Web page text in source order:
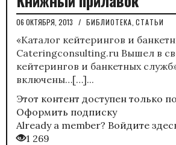
06 ОКТЯБРЯ, 2013 / БИБЛИОТЕКА СТАТЬИ
«Каталог кейтерингов и
Cateringconsulting.ru Вышел в
кейтерингов и банкетных
включены…[…]...
Этот контент доступен только
Оформить подписку
Already a member? Войдите
1 269